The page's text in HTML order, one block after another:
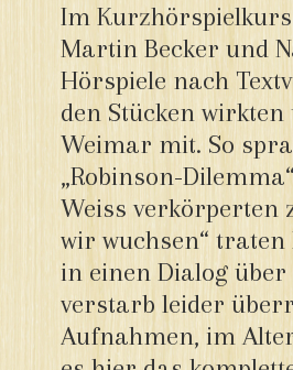
Im
Martin Becker und
Hörspiele nach
den Stücken
Weimar mit. So
„Robinson-
Weiss verkörperten
wir wuchsen“ traten
in einen Dialog über
verstarb leider
Aufnahmen, im